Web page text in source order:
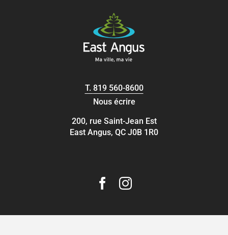
T. 819 560-8600
Nous écrire
200, rue Saint-Jean Est
East Angus, QC J0B 1R0